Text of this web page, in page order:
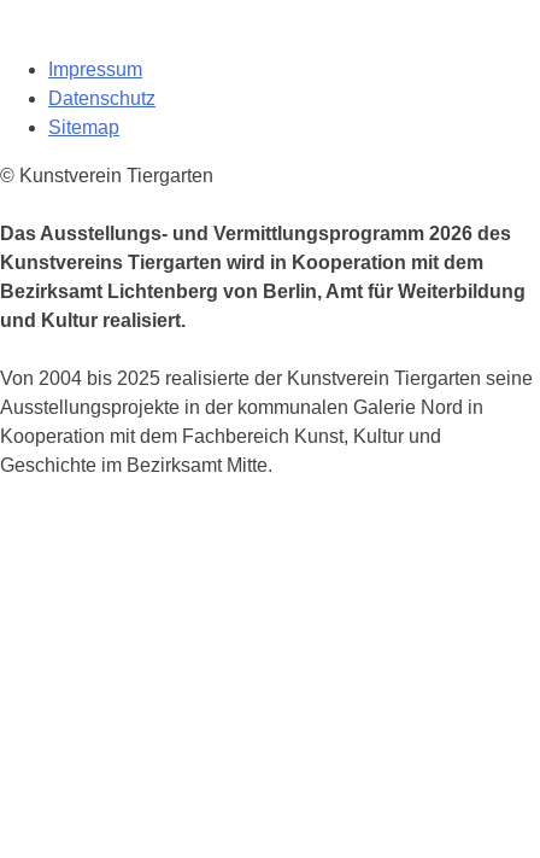
Impressum
Datenschutz
Sitemap
© Kunstverein Tiergarten
Das Ausstellungs- und Vermittlungsprogramm 2026 des
Kunstvereins Tiergarten wird in Kooperation mit dem
Bezirksamt Lichtenberg von Berlin, Amt für Weiterbildung
und Kultur realisiert.
Von 2004 bis 2025 realisierte der Kunstverein Tiergarten seine
Ausstellungsprojekte in der kommunalen Galerie Nord in
Kooperation mit dem Fachbereich Kunst, Kultur und
Geschichte im Bezirksamt Mitte.